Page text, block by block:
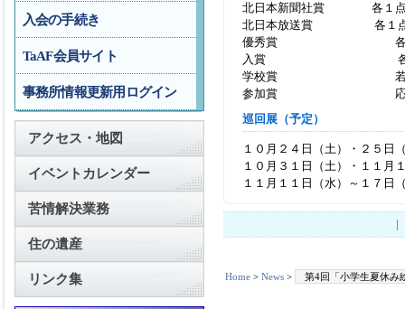
北日本新聞社賞 各１
北日本放送賞 各１
優秀賞 各１０
入賞 各１５
学校賞 若
参加賞 応募
巡回展（予定）
１０月２４日（土）・２
１０月３１日（土）・１１
１１月１１日（水）～１
Home > News > 第4回「小学生夏休み
入会の手続き
TaAF会員サイト
事務所情報更新用ログイン
アクセス・地図
イベントカレンダー
苦情解決業務
住の遺産
リンク集